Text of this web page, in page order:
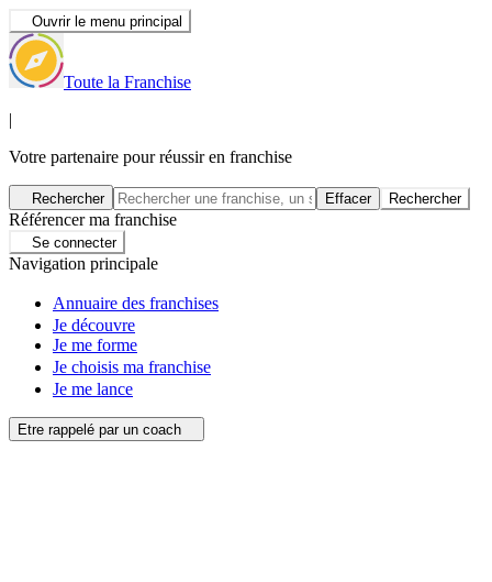
Ouvrir le menu principal
Toute la Franchise
|
Votre partenaire pour réussir en franchise
Rechercher Effacer Rechercher
Référencer ma franchise
Se connecter
Navigation principale
Annuaire des franchises
Je découvre
Je me forme
Je choisis ma franchise
Je me lance
Etre rappelé par un coach